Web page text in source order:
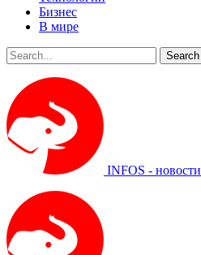
Бизнес
В мире
INFOS - новости